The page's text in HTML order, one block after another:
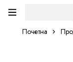
Почетна